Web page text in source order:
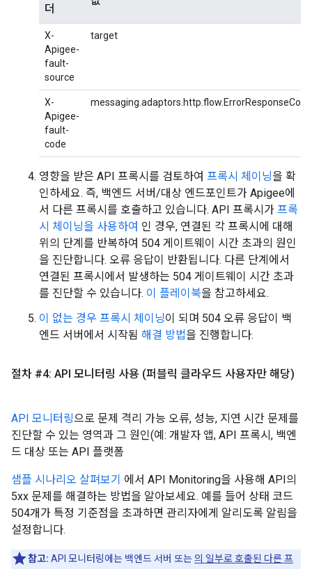
더
X-
Apigee-
fault-
source
target
X-
Apigee-
fault-
code
messaging.adaptors.http.flow.ErrorResponseCode
영향을 받은 API 프록시를 검토하여 프록시 체이닝을 확
인하세요. 즉, 백엔드 서버/대상 엔드포인트가 Apigee에
서 다른 프록시를 호출하고 있습니다. API 프록시가 프록
시 체이닝을 사용하여 인 경우, 연결된 각 프록시에 대해
위의 단계를 반복하여 504 게이트웨이 시간 초과의 원인
을 진단합니다. 오류 응답이 반환됩니다. 다른 단계에서
연결된 프록시에서 발생하는 504 게이트웨이 시간 초과
를 진단할 수 있습니다. 이 플레이북을 참고하세요.
이 없는 경우 프록시 체이닝이 되며 504 오류 응답이 백
엔드 서버에서 시작됨 해결 방법을 진행합니다.
절차 #4: API 모니터링 사용 (퍼블릭 클라우드 사용자만 해당)
API 모니터링으로 문제 격리 가능 오류, 성능, 지연 시간 문제를
진단할 수 있는 영역과 그 원인(예: 개발자 앱, API 프록시, 백엔
드 대상 또는 API 플랫폼
샘플 시나리오 살펴보기 에서 API Monitoring을 사용해 API의
5xx 문제를 해결하는 방법을 알아보세요. 예를 들어 상태 코드
504개가 특정 기준점을 초과하면 관리자에게 알리도록 알림을
설정합니다.
참고: API 모니터링에는 백엔드 서버 또는의 일부로 호출된 다른 프